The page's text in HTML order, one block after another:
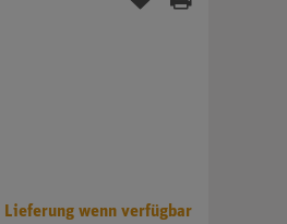
Lieferung wenn verfügbar